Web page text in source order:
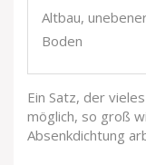
Altbau,
Boden
Ein Satz, der
möglich, so groß
Absenkdichtung